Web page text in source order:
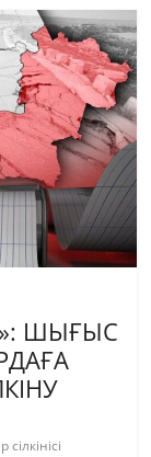
ШЫҒЫС
сілкінісі